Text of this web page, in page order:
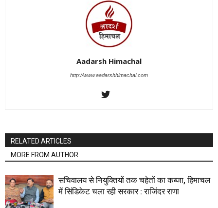
Aadarsh Himachal
http://www.aadarshhimachal.com
RELATED ARTICLES
MORE FROM AUTHOR
सचिवालय से नियुक्तियों तक चहेतों का कब्जा, हिमाचल
में सिंडिकेट चला रही सरकार : राजिंदर राणा